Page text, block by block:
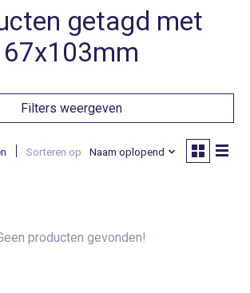
getagd met
67x103mm
Filters weergeven
Sorteren op Naam oplopend
producten gevonden!